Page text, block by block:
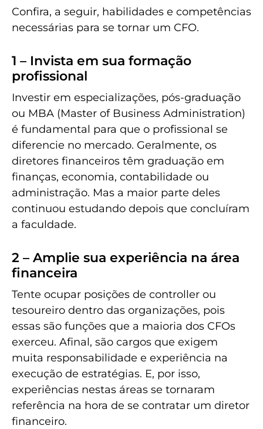
Confira, a seguir, habilidades e competências
necessárias para se tornar um CFO.
1 – Invista em sua formação
profissional
Investir em especializações, pós-graduação
ou MBA (Master of Business Administration)
é fundamental para que o profissional se
diferencie no mercado. Geralmente, os
diretores financeiros têm graduação em
finanças, economia, contabilidade ou
administração. Mas a maior parte deles
continuou estudando depois que concluíram
a faculdade.
2 – Amplie sua experiência na área
financeira
Tente ocupar posições de controller ou
tesoureiro dentro das organizações, pois
essas são funções que a maioria dos CFOs
exerceu. Afinal, são cargos que exigem
muita responsabilidade e experiência na
execução de estratégias. E, por isso,
experiências nestas áreas se tornaram
referência na hora de se contratar um diretor
financeiro.